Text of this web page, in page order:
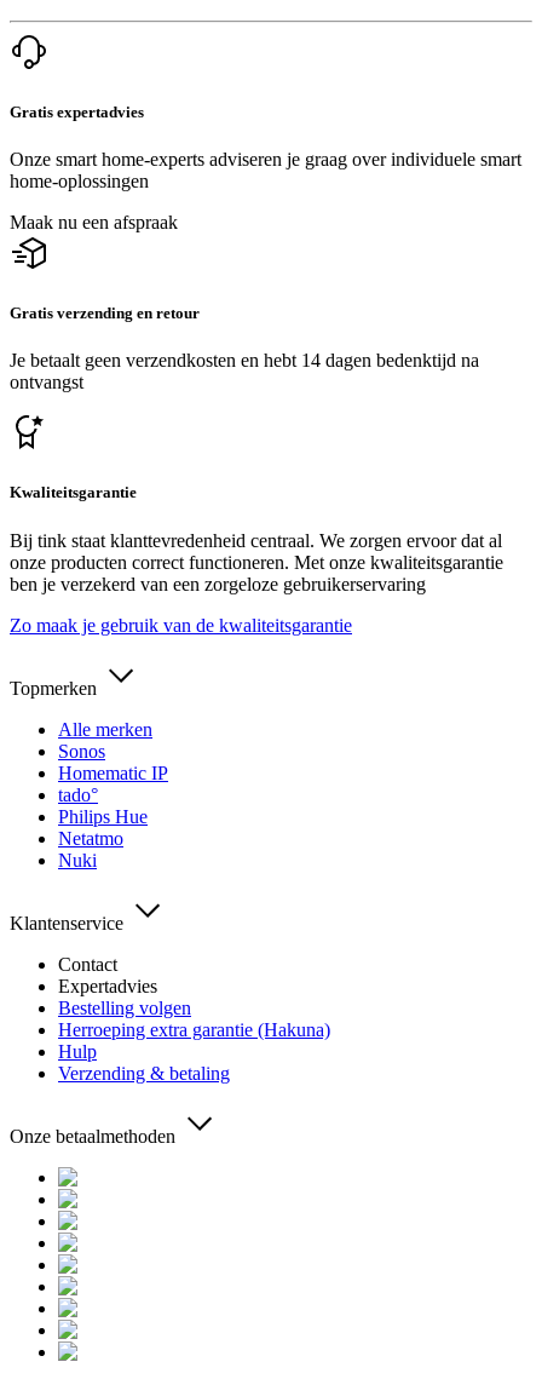
Gratis expertadvies
Onze smart home-experts adviseren je graag over individuele smart
home-oplossingen
Maak nu een afspraak
Gratis verzending en retour
Je betaalt geen verzendkosten en hebt 14 dagen bedenktijd na
ontvangst
Kwaliteitsgarantie
Bij tink staat klanttevredenheid centraal. We zorgen ervoor dat al
onze producten correct functioneren. Met onze kwaliteitsgarantie
ben je verzekerd van een zorgeloze gebruikerservaring
Zo maak je gebruik van de kwaliteitsgarantie
Topmerken
Alle merken
Sonos
Homematic IP
tado°
Philips Hue
Netatmo
Nuki
Klantenservice
Contact
Expertadvies
Bestelling volgen
Herroeping extra garantie (Hakuna)
Hulp
Verzending & betaling
Onze betaalmethoden